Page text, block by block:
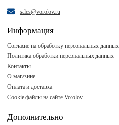
sales@vorolov.ru
Информация
Согласие на обработку персональных данных
Политика обработки персональных данных
Контакты
О магазине
Оплата и доставка
Cookie файлы на сайте Vorolov
Дополнительно